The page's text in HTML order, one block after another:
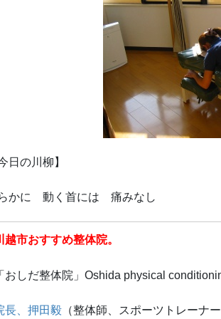
日の川柳】
かに 動く首には 痛みなし
越市おすすめ整体院。
「おしだ整体院」Oshida physical
長、押田毅 （整体師、スポーツトレーナ